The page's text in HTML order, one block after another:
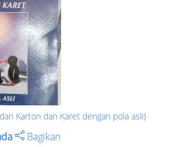
Karton dan Karet dengan pola asli)
Bagikan